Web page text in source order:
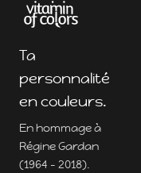
Ta
personnalité
en couleurs.
En hommage à
Régine Gardan
(1964 - 2018).